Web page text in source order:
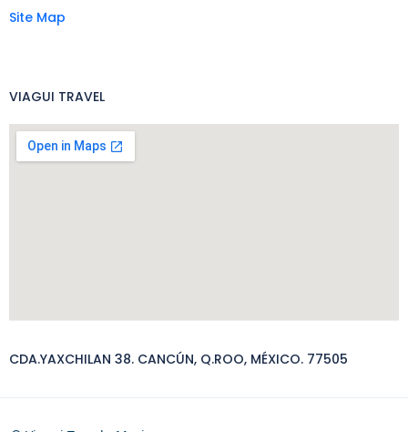
Site Map
VIAGUI TRAVEL
CDA.YAXCHILAN 38. CANCÚN, Q.ROO, MÉXICO. 77505